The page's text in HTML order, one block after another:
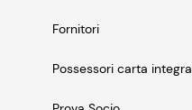
Fornitori
Possessori carta integra